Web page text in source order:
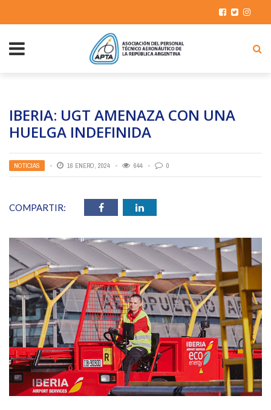
IBERIA: UGT AMENAZA CON UNA
HUELGA INDEFINIDA
NOTICIAS 16 ENERO, 2024 644 0
COMPARTIR: